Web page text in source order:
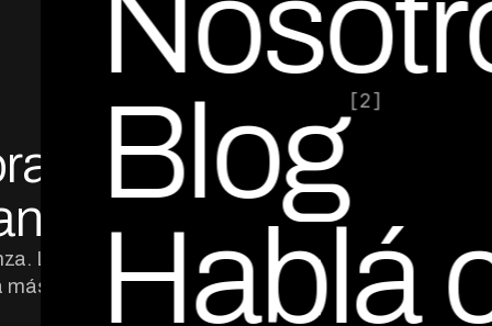
Blog[2]
Hablá
la
Los voice
más deudores,
por Ed Escobar
Co-Founder & CEO